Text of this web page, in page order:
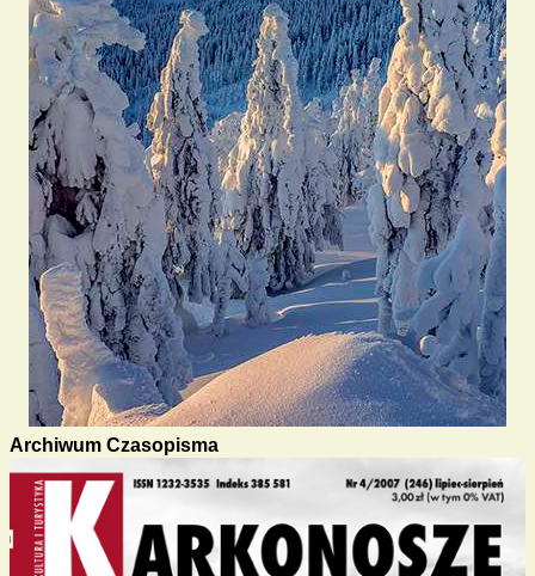
Archiwum Czasopisma